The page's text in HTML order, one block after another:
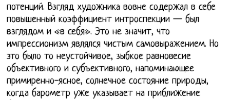
потенций. Взгляд художника вовне содержал в себе
повышенный коэффициент интроспекции — был
взглядом и «в себя». Это не значит, что
импрессионизм являлся чистым самовыражением. Но
это было то неустойчивое, зыбкое равновесие
объективного и субъективного, напоминающее
примиренно-ясное, солнечное состояние природы,
когда барометр уже указывает на приближение